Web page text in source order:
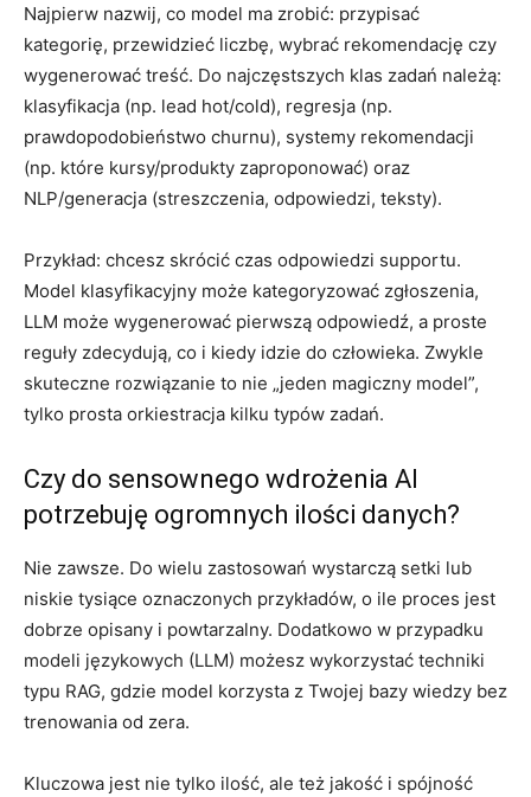
Najpierw nazwij, co model ma zrobić: przypisać
kategorię, przewidzieć liczbę, wybrać rekomendację czy
wygenerować treść. Do najczęstszych klas zadań należą:
klasyfikacja (np. lead hot/cold), regresja (np.
prawdopodobieństwo churnu), systemy rekomendacji
(np. które kursy/produkty zaproponować) oraz
NLP/generacja (streszczenia, odpowiedzi, teksty).
Przykład: chcesz skrócić czas odpowiedzi supportu.
Model klasyfikacyjny może kategoryzować zgłoszenia,
LLM może wygenerować pierwszą odpowiedź, a proste
reguły zdecydują, co i kiedy idzie do człowieka. Zwykle
skuteczne rozwiązanie to nie „jeden magiczny model”,
tylko prosta orkiestracja kilku typów zadań.
Czy do sensownego wdrożenia AI
potrzebuję ogromnych ilości danych?
Nie zawsze. Do wielu zastosowań wystarczą setki lub
niskie tysiące oznaczonych przykładów, o ile proces jest
dobrze opisany i powtarzalny. Dodatkowo w przypadku
modeli językowych (LLM) możesz wykorzystać techniki
typu RAG, gdzie model korzysta z Twojej bazy wiedzy bez
trenowania od zera.
Kluczowa jest nie tylko ilość, ale też jakość i spójność